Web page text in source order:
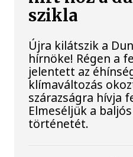
szikla
Újra kilátszik a
hírnöke! Régen a
jelentett az
klímaváltozás
szárazságra hívja
Elmeséljük a
történetét.